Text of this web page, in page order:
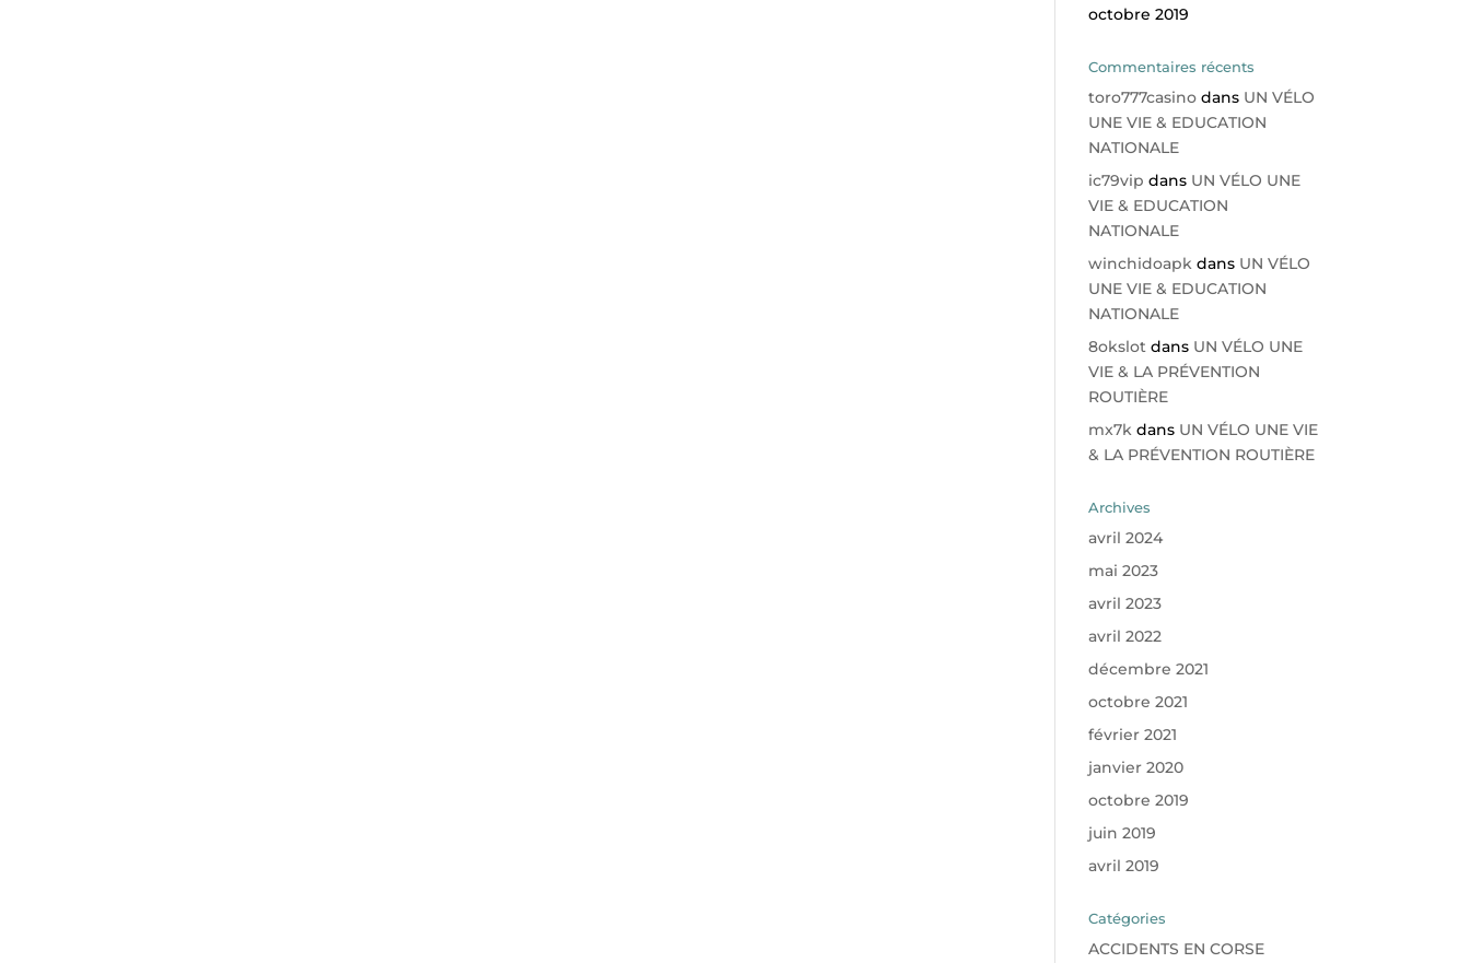
octobre 2019
Commentaires récents
toro777casinodans UN VÉLO
UNE VIE & EDUCATION
NATIONALE
ic79vip dans UN VÉLO UNE
VIE & EDUCATION
NATIONALE
winchidoapkdans UN VÉLO
UNE VIE & EDUCATION
NATIONALE
8okslotdans UN VÉLO UNE
VIE & LA PRÉVENTION
ROUTIÈRE
mx7kdans UN VÉLO UNE VIE
& LA PRÉVENTION ROUTIÈRE
Archives
avril 2024
mai 2023
avril 2023
avril 2022
décembre 2021
octobre 2021
février 2021
janvier 2020
octobre 2019
juin 2019
avril 2019
Catégories
ACCIDENTS EN CORSE